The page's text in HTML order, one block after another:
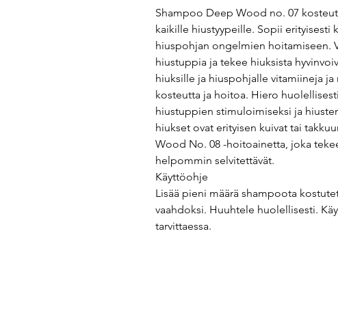
Shampoo Deep Wood no. 07
kaikille hiustyypeille. Sopii erityisesti
hiuspohjan ongelmien hoitamiseen.
hiustuppia ja tekee hiuksista
hiuksille ja hiuspohjalle vitamiineja ja
kosteutta ja hoitoa. Hiero
hiustuppien stimuloimiseksi ja
hiukset ovat erityisen kuivat tai
Wood No. 08 -hoitoainetta, joka
helpommin selvitettävät.
Käyttöohje
Lisää pieni määrä shampoota
vaahdoksi. Huuhtele huolellisesti.
tarvittaessa.